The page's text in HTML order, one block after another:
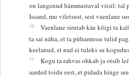
on langenud hämmastaval viisil: tal
Issand, mu viletsust, sest vaenlane
10
Vaenlane sirutab käe kõigi ta
ta sai näha, et ta pühamusse tulid
keelanud, et nad ei tuleks su
11
Kogu ta rahvas ohkab ja otsib
aarded toidu eest, et pidada hinge